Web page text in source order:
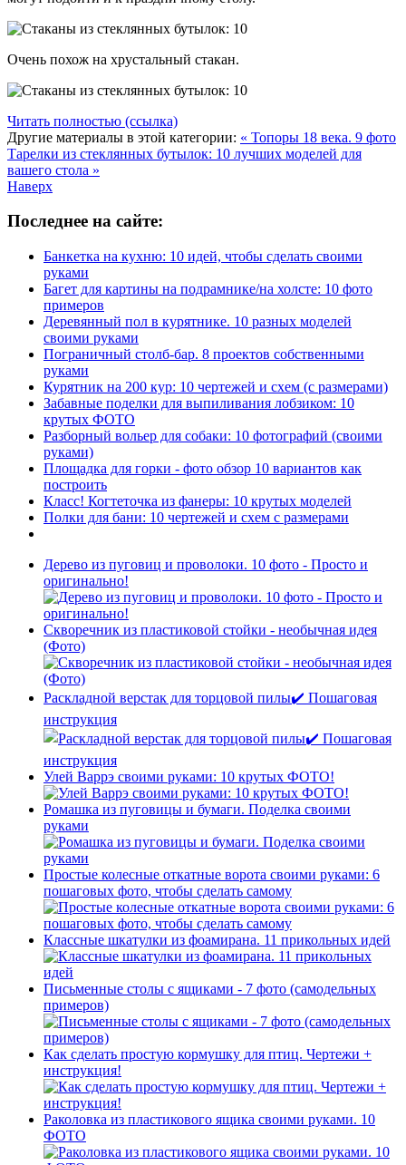
Очень похож на хрустальный стакан.
Читать полностью (ссылка)
Другие материалы в этой категории: « Топоры 18 века. 9 фото
Тарелки из стеклянных бутылок: 10 лучших моделей для
вашего стола »
Наверх
Последнее на сайте:
Банкетка на кухню: 10 идей, чтобы сделать своими
руками
Багет для картины на подрамнике/на холсте: 10 фото
примеров
Деревянный пол в курятнике. 10 разных моделей
своими руками
Пограничный столб-бар. 8 проектов собственными
руками
Курятник на 200 кур: 10 чертежей и схем (с размерами)
Забавные поделки для выпиливания лобзиком: 10
крутых ФОТО
Разборный вольер для собаки: 10 фотографий (своими
руками)
Площадка для горки - фото обзор 10 вариантов как
построить
Класс! Когтеточка из фанеры: 10 крутых моделей
Полки для бани: 10 чертежей и схем с размерами
Дерево из пуговиц и проволоки. 10 фото - Просто и
оригинально!
Скворечник из пластиковой стойки - необычная идея
(Фото)
Раскладной верстак для торцовой пилы✔️ Пошаговая
инструкция
Улей Варрэ своими руками: 10 крутых ФОТО!
Ромашка из пуговицы и бумаги. Поделка своими
руками
Простые колесные откатные ворота своими руками: 6
пошаговых фото, чтобы сделать самому
Классные шкатулки из фоамирана. 11 прикольных идей
Письменные столы с ящиками - 7 фото (самодельных
примеров)
Как сделать простую кормушку для птиц. Чертежи +
инструкция!
Раколовка из пластикового ящика своими руками. 10
ФОТО